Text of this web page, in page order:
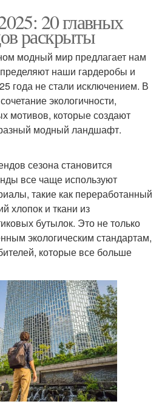
20 главных
раскрыты
модный мир предлагает нам
наши гардеробы и
года не стали исключением. В
экологичности,
мотивов, которые создают
модный ландшафт.
сезона становится
все чаще используют
такие как переработанный
хлопок и ткани из
бутылок. Это не только
экологическим стандартам,
которые все больше